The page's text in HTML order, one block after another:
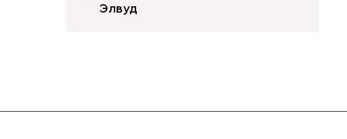
Элвуд